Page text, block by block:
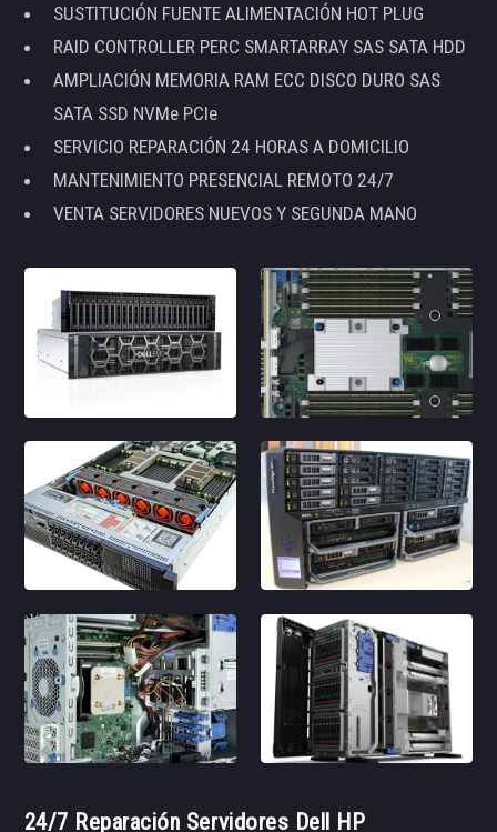
SUSTITUCIÓN FUENTE ALIMENTACIÓN HOT PLUG
RAID CONTROLLER PERC SMARTARRAY SAS SATA HDD
AMPLIACIÓN MEMORIA RAM ECC DISCO DURO SAS
SATA SSD NVMe PCIe
SERVICIO REPARACIÓN 24 HORAS A DOMICILIO
MANTENIMIENTO PRESENCIAL REMOTO 24/7
VENTA SERVIDORES NUEVOS Y SEGUNDA MANO
24/7 Reparación Servidores Dell HP